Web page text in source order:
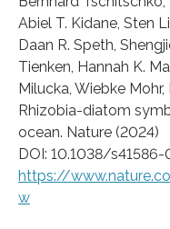
Abiel T. Kidane, Sten
Daan R. Speth,
Tienken, Hannah K.
Milucka, Wiebke
Rhizobia-diatom
ocean. Nature (2024)
DOI: 10.1038/
https://
w